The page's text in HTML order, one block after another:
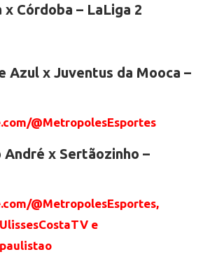
x Córdoba – LaLiga 2
Azul x Juventus da Mooca –
@MetropolesEsportes
André x Sertãozinho –
@MetropolesEsportes,
e